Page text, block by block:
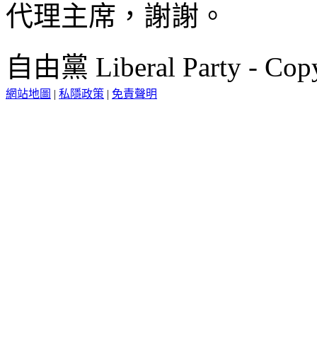
代理主席，謝謝。
自由黨 Liberal Party -
網站地圖 | 私隱政策 | 免責聲明